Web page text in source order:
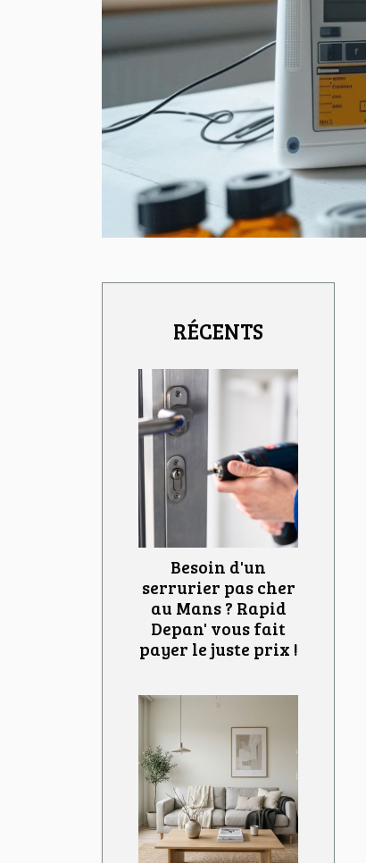
RÉCENTS
Besoin d'un
serrurier pas cher
au Mans ? Rapid
Depan' vous fait
payer le juste prix !